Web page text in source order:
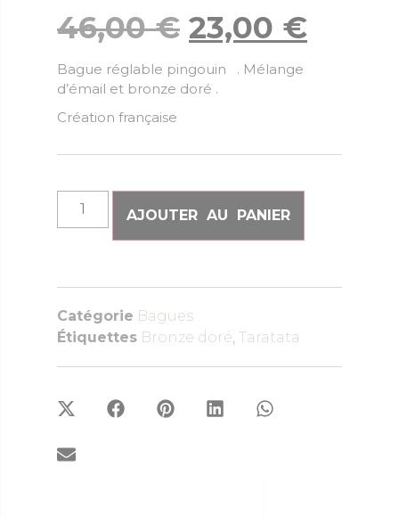
46,00€ 23,00 €
Bague réglable pingouin . Mélange
d’émail et bronze doré .
Création française
AJOUTER AU PANIER
Catégorie Bagues
Étiquettes Bronze doré, Taratata